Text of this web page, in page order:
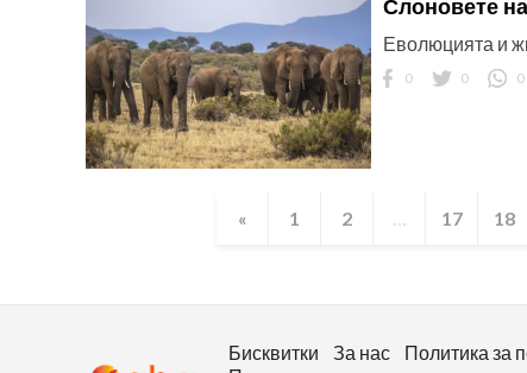
Слоновете
Еволюцията и
0 0 0
« 1 2 ... 17 18
Бисквитки За нас
Политика за